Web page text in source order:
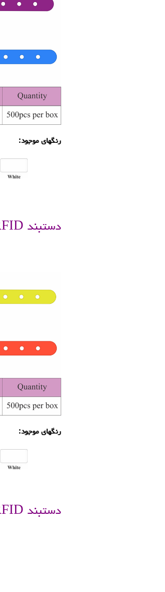
رنگهای موجود:
دستبند RFID جنس پلاستکی
رنگهای موجود:
دستبند RFID یکبارمصرف جنس PVC